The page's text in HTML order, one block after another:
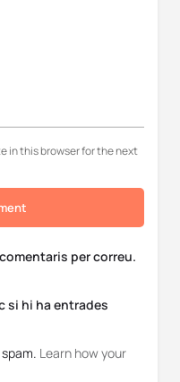
in this browser for the next
per correu.
si hi ha entrades
Learn how your